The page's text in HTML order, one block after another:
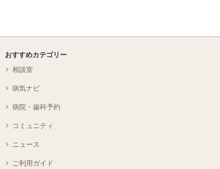
おすすめカテゴリー
相談室
病気ナビ
病院・歯科予約
コミュニティ
ニュース
ご利用ガイド